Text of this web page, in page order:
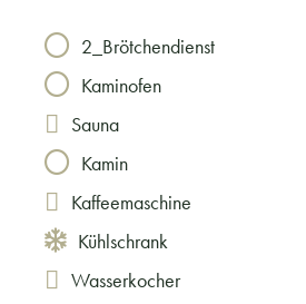
2_Brötchendienst
Kaminofen
Sauna
Kamin
Kaffeemaschine
Kühlschrank
Wasserkocher